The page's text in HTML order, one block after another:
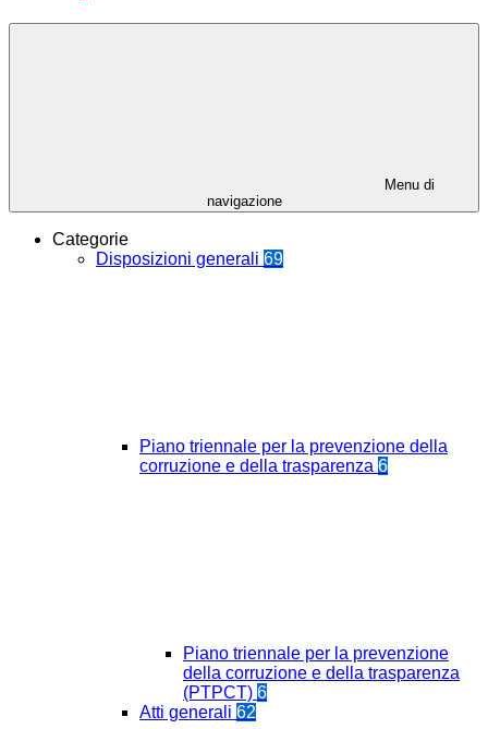
Menu di
navigazione
Categorie
Disposizioni generali 69
Piano triennale per la prevenzione della
corruzione e della trasparenza 6
Piano triennale per la prevenzione
della corruzione e della trasparenza
(PTPCT) 6
Atti generali 62